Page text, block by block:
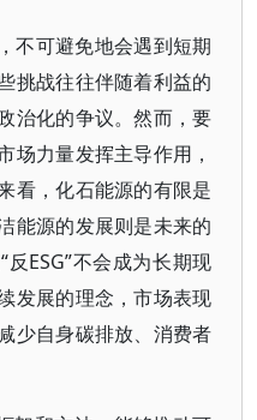
不可避免地会遇到短期
挑战往往伴随着利益的
治化的争议。然而，要
场力量发挥主导作用，
看，化石能源的有限是
能源的发展则是未来的
ESG”不会成为长期现
发展的理念，市场表现
少自身碳排放、消费者